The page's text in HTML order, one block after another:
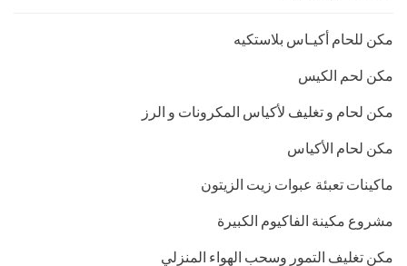
مكن للحام أكيـاس بلاستكيه
مكن لحم الكيس
مكن لحام و تغليف لأكياس المكرونات و الرز
مكن لحام الأكياس
ماكينات تعبئة عبوات زيت الزيتون
مشروع مكينة الفاكيوم الكبيرة
مكن تغليف التمور وسحب الهواء المنزلي